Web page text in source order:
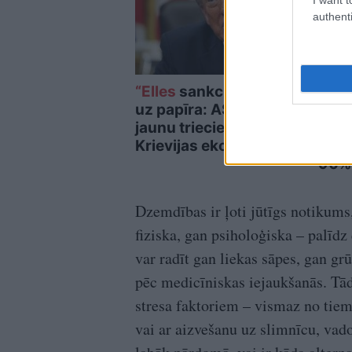
“Elles sankcijas” jau ir
uz papīra: ASV gatavo
jaunu triecienu
Krievijas ekonomikai
90%
Dzemdības ir ļoti jūtīgs
fiziska, gan psiholoģiska –
var radīt gan liekas sāpes, gan
pēc medicīniskas iejaukšanās.
stresa faktoriem – vismaz no
vai ar aizvešanu uz slimnīcu,